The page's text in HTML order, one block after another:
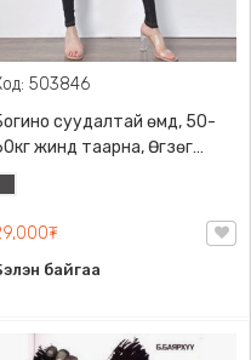
503846
суудалтай өмд, 50-
жинд таарна, Өгзөг
байгаа